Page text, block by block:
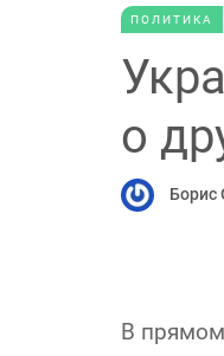
ПОЛИТИКА
о
Борис
В прямом